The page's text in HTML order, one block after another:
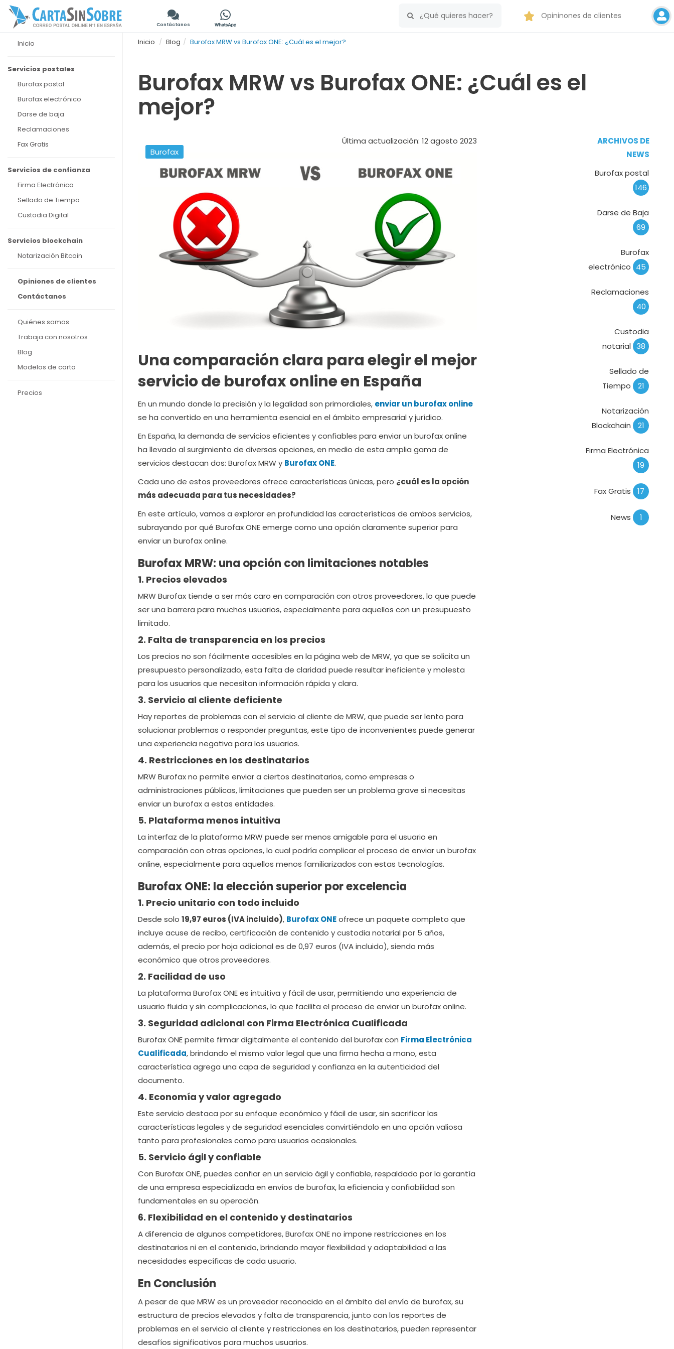
Contáctanos
Opininones de clientes
Inicio
Servicios postales
Burofax postal
Burofax electrónico
Darse de baja
Reclamaciones
Fax Gratis
Servicios de confianza
Firma Electrónica
Sellado de Tiempo
Custodia Digital
Servicios blockchain
Notarización Bitcoin
Opiniones de clientes
Contáctanos
Quiénes somos
Trabaja con nosotros
Blog
Modelos de carta
Precios
Inicio Blog Burofax MRW vs Burofax ONE: ¿Cuál es el mejor?
Burofax MRW vs Burofax ONE: ¿Cuál es el
mejor?
Última actualización: 12 agosto 2023
Burofax
Una comparación clara para elegir el mejor
servicio de burofax online en España
En un mundo donde la precisión y la legalidad son primordiales, enviar un burofax online
se ha convertido en una herramienta esencial en el ámbito empresarial y jurídico.
En España, la demanda de servicios eficientes y confiables para enviar un burofax online
ha llevado al surgimiento de diversas opciones, en medio de esta amplia gama de
servicios destacan dos: Burofax MRW y Burofax ONE.
Cada uno de estos proveedores ofrece características únicas, pero ¿cuál es la opción
más adecuada para tus necesidades?
En este artículo, vamos a explorar en profundidad las características de ambos servicios,
subrayando por qué Burofax ONE emerge como una opción claramente superior para
enviar un burofax online.
Burofax MRW: una opción con limitaciones notables
1. Precios elevados
MRW Burofax tiende a ser más caro en comparación con otros proveedores, lo que puede
ser una barrera para muchos usuarios, especialmente para aquellos con un presupuesto
limitado.
2. Falta de transparencia en los precios
Los precios no son fácilmente accesibles en la página web de MRW, ya que se solicita un
presupuesto personalizado, esta falta de claridad puede resultar ineficiente y molesta
para los usuarios que necesitan información rápida y clara.
3. Servicio al cliente deficiente
Hay reportes de problemas con el servicio al cliente de MRW, que puede ser lento para
solucionar problemas o responder preguntas, este tipo de inconvenientes puede generar
una experiencia negativa para los usuarios.
4. Restricciones en los destinatarios
MRW Burofax no permite enviar a ciertos destinatarios, como empresas o
administraciones públicas, limitaciones que pueden ser un problema grave si necesitas
enviar un burofax a estas entidades.
5. Plataforma menos intuitiva
La interfaz de la plataforma MRW puede ser menos amigable para el usuario en
comparación con otras opciones, lo cual podría complicar el proceso de enviar un burofax
online, especialmente para aquellos menos familiarizados con estas tecnologías.
Burofax ONE: la elección superior por excelencia
1. Precio unitario con todo incluido
Desde solo 19,97 euros (IVA incluido), Burofax ONEofrece un paquete completo que
incluye acuse de recibo, certificación de contenido y custodia notarial por 5 años,
además, el precio por hoja adicional es de 0,97 euros (IVA incluido), siendo más
económico que otros proveedores.
2. Facilidad de uso
La plataforma Burofax ONE es intuitiva y fácil de usar, permitiendo una experiencia de
usuario fluida y sin complicaciones, lo que facilita el proceso de enviar un burofax online.
3. Seguridad adicional con Firma Electrónica Cualificada
Burofax ONE permite firmar digitalmente el contenido del burofax con Firma Electrónica
Cualificada, brindando el mismo valor legal que una firma hecha a mano, esta
característica agrega una capa de seguridad y confianza en la autenticidad del
documento.
4. Economía y valor agregado
Este servicio destaca por su enfoque económico y fácil de usar, sin sacrificar las
características legales y de seguridad esenciales convirtiéndolo en una opción valiosa
tanto para profesionales como para usuarios ocasionales.
5. Servicio ágil y confiable
Con Burofax ONE, puedes confiar en un servicio ágil y confiable, respaldado por la garantía
de una empresa especializada en envíos de burofax, la eficiencia y confiabilidad son
fundamentales en su operación.
6. Flexibilidad en el contenido y destinatarios
A diferencia de algunos competidores, Burofax ONE no impone restricciones en los
destinatarios ni en el contenido, brindando mayor flexibilidad y adaptabilidad a las
necesidades específicas de cada usuario.
En Conclusión
A pesar de que MRW es un proveedor reconocido en el ámbito del envío de burofax, su
estructura de precios elevados y falta de transparencia, junto con los reportes de
problemas en el servicio al cliente y restricciones en los destinatarios, pueden representar
desafíos significativos para muchos usuarios.
ARCHIVOS DE
NEWS
Burofax postal
146
Darse de Baja
69
Burofax
electrónico 45
Reclamaciones
40
Custodia
notarial 38
Sellado de
Tiempo
21
Notarización
Blockchain
21
Firma Electrónica
19
Fax Gratis 17
News 1